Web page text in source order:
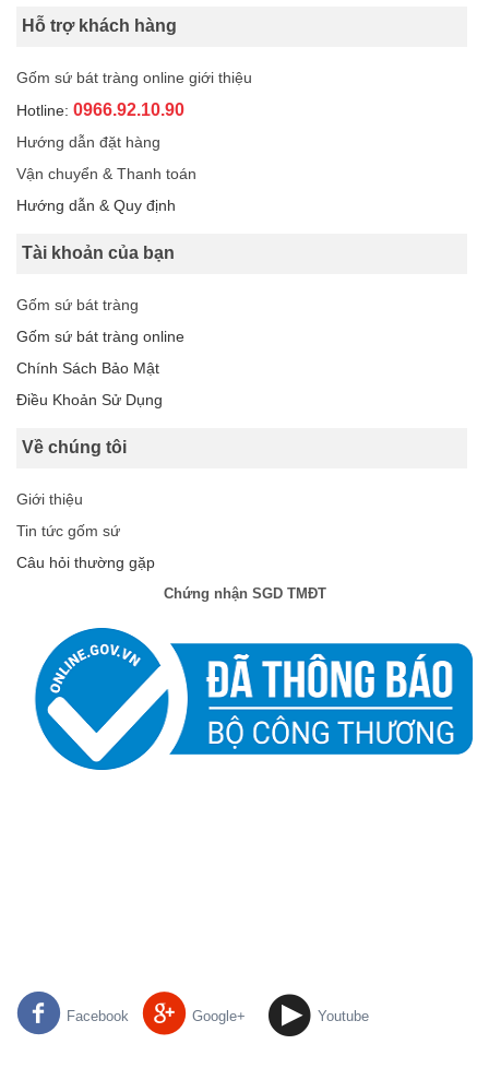
Hỗ trợ khách hàng
Gốm sứ bát tràng online giới thiệu
Hotline: 0966.92.10.90
Hướng dẫn đặt hàng
Vận chuyển & Thanh toán
Hướng dẫn & Quy định
Tài khoản của bạn
Gốm sứ bát tràng
Gốm sứ bát tràng online
Chính Sách Bảo Mật
Điều Khoản Sử Dụng
Về chúng tôi
Giới thiệu
Tin tức gốm sứ
Câu hỏi thường gặp
Chứng nhận SGD TMĐT
Facebook Google+ Youtube